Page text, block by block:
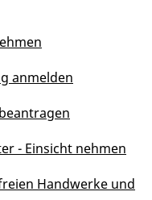
anmelden
- Einsicht nehmen
Handwerke und